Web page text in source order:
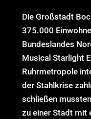
Die Großstadt
375.000
Bundeslandes
Musical Starlight
Ruhrmetropole
der Stahlkrise
schließen
zu einer Stadt mit